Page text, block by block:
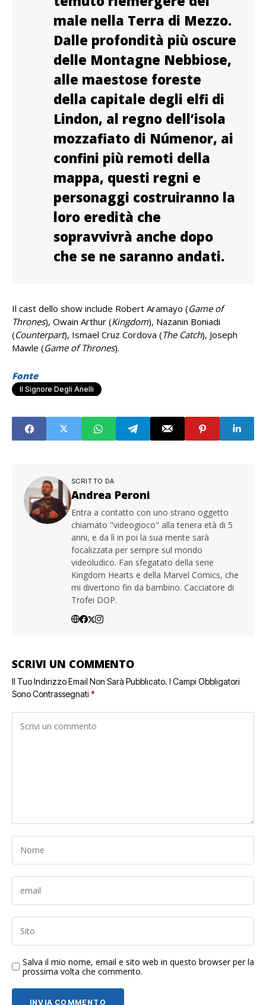
male nella Terra di Mezzo.
Dalle profondità più oscure
delle Montagne Nebbiose,
alle maestose foreste
della capitale degli elfi di
Lindon, al regno dell’isola
mozzafiato di Númenor, ai
confini più remoti della
mappa, questi regni e
personaggi costruiranno la
loro eredità che
sopravvivrà anche dopo
che se ne saranno andati.
Il cast dello show include Robert Aramayo (Game of
Thrones), Owain Arthur (Kingdom), Nazanin Boniadi
(Counterpart), Ismael Cruz Cordova (The Catch), Joseph
Mawle (Game of Thrones).
Fonte
Il Signore Degli Anelli
SCRITTO DA
Andrea Peroni
Entra a contatto con uno strano oggetto
chiamato "videogioco" alla tenera età di 5
anni, e da lì in poi la sua mente sarà
focalizzata per sempre sul mondo
videoludico. Fan sfegatato della serie
Kingdom Hearts e della Marvel Comics, che
mi divertono fin da bambino. Cacciatore di
Trofei DOP.
SCRIVI UN COMMENTO
Il Tuo Indirizzo Email Non Sarà Pubblicato. I Campi Obbligatori
Sono Contrassegnati *
Salva il mio nome, email e sito web in questo browser per la
prossima volta che commento.